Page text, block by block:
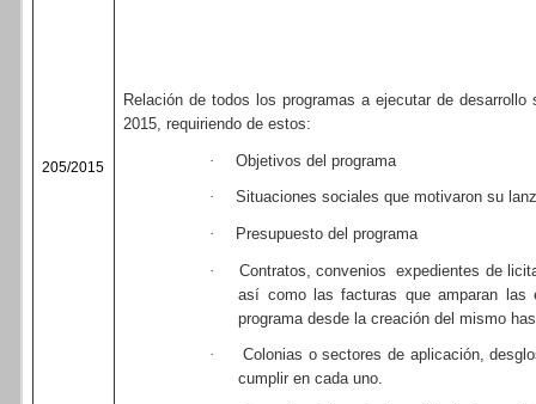
205/2015
Relación de todos los programas a ejecutar de desarrollo
2015, requiriendo de estos:
· Objetivos del programa
· Situaciones sociales que motivaron su
· Presupuesto del programa
· Contratos, convenios
expedientes de
así como las facturas que amparan las
programa desde la creación del mismo
·
Colonias o sectores de aplicación,
cumplir en cada uno.